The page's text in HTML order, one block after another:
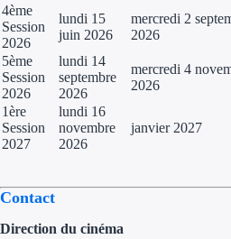
4ème
Session
2026
lundi 15
juin 2026
mercredi 2
2026
5ème
Session
2026
lundi 14
septembre
2026
mercredi 4
2026
1ère
Session
2027
lundi 16
novembre
2026
janvier 2027
Contact
Direction du cinéma